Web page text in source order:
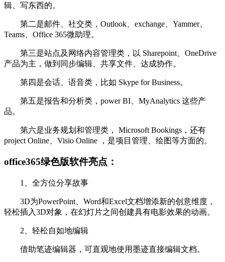
辑、写东西的。
第二是邮件、社交类，Outlook、exchange、Yammer、
Teams、Office 365微助理。
第三是站点及网络内容管理类，以 Sharepoint、OneDrive
产品为主，做到同步编辑、共享文件、达成协作。
第四是会话、语音类，比如 Skype for Business。
第五是报告和分析类，power BI、MyAnalytics 这些产
品。
第六是业务规划和管理类， Microsoft Bookings，还有
project Online、Visio Online ，是项目管理、绘图等方面的。
office365绿色版软件亮点：
1、全方位分享故事
3D为PowerPoint、Word和Excel文档增添新的创意维度，
轻松插入3D对象，在幻灯片之间创建具有电影效果的动画。
2、轻松自如地编辑
借助笔迹编辑器，可直观地使用墨迹直接编辑文档。